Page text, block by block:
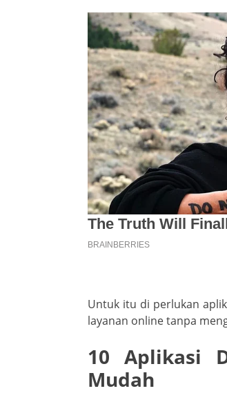
Untuk itu di perlukan
layanan online tanpa
10 Aplikasi
Mudah